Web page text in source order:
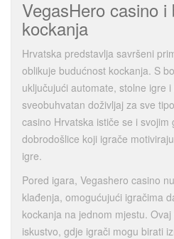
VegasHero casino i
kockanja
Hrvatska predstavlja savršeni
oblikuje budućnost kockanja. S
uključujući automate, stolne igre
sveobuhvatan doživljaj za sve
casino Hrvatska ističe se i
dobrodošlice koji igrače
igre.
Pored igara, Vegashero casino
klađenja, omogućujući igračima
kockanja na jednom mjestu.
iskustvo, gdje igrači mogu birati